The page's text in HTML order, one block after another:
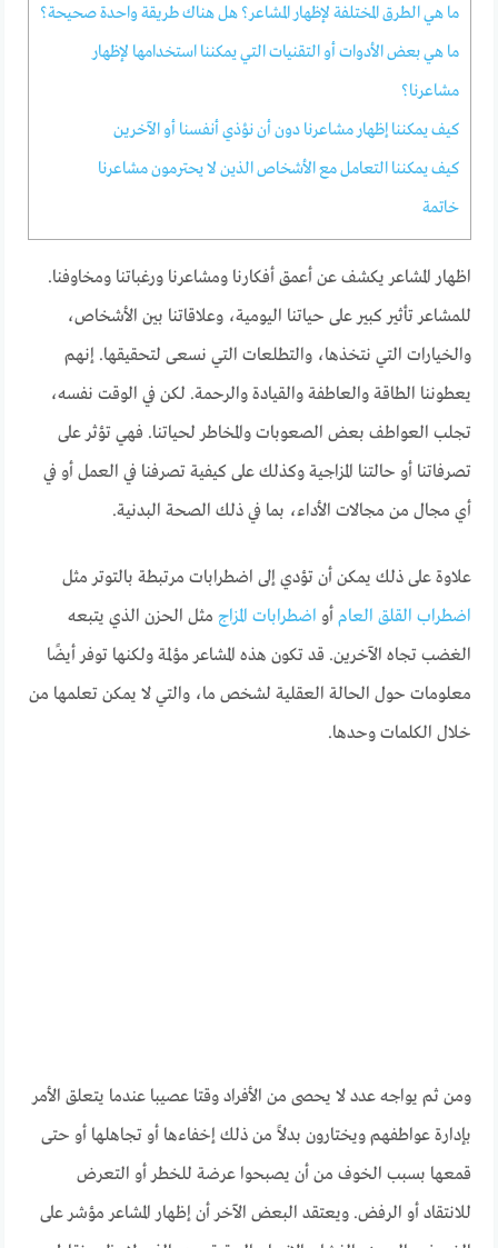
ما هي الطرق المختلفة لإظهار المشاعر؟ هل هناك طريقة واحدة صحيحة؟
ما هي بعض الأدوات أو التقنيات التي يمكننا استخدامها لإظهار
مشاعرنا؟
كيف يمكننا إظهار مشاعرنا دون أن نؤذي أنفسنا أو الآخرين
كيف يمكننا التعامل مع الأشخاص الذين لا يحترمون مشاعرنا
خاتمة
اظهار المشاعر يكشف عن أعمق أفكارنا ومشاعرنا ورغباتنا ومخاوفنا.
للمشاعر تأثير كبير على حياتنا اليومية، وعلاقاتنا بين الأشخاص،
والخيارات التي نتخذها، والتطلعات التي نسعى لتحقيقها. إنهم
يعطوننا الطاقة والعاطفة والقيادة والرحمة. لكن في الوقت نفسه،
تجلب العواطف بعض الصعوبات والمخاطر لحياتنا. فهي تؤثر على
تصرفاتنا أو حالتنا المزاجية وكذلك على كيفية تصرفنا في العمل أو في
أي مجال من مجالات الأداء، بما في ذلك الصحة البدنية.
علاوة على ذلك يمكن أن تؤدي إلى اضطرابات مرتبطة بالتوتر مثل
اضطراب القلق العام أو اضطرابات المزاج مثل الحزن الذي يتبعه
الغضب تجاه الآخرين. قد تكون هذه المشاعر مؤلمة ولكنها توفر أيضًا
معلومات حول الحالة العقلية لشخص ما، والتي لا يمكن تعلمها من
خلال الكلمات وحدها.
ومن ثم يواجه عدد لا يحصى من الأفراد وقتا عصيبا عندما يتعلق الأمر
بإدارة عواطفهم ويختارون بدلاً من ذلك إخفاءها أو تجاهلها أو حتى
قمعها بسبب الخوف من أن يصبحوا عرضة للخطر أو التعرض
للانتقاد أو الرفض. ويعتقد البعض الآخر أن إظهار المشاعر مؤشر على